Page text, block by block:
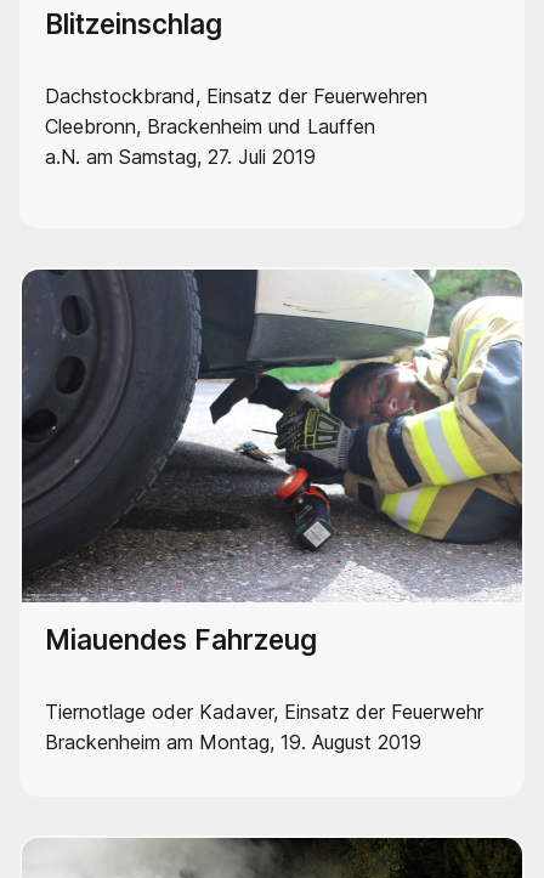
Blitzeinschlag
Dachstockbrand, Einsatz der Feuerwehren
Cleebronn, Brackenheim und Lauffen
a.N. am Samstag, 27. Juli 2019
Miauendes Fahrzeug
Tiernotlage oder Kadaver, Einsatz der Feuerwehr
Brackenheim am Montag, 19. August 2019